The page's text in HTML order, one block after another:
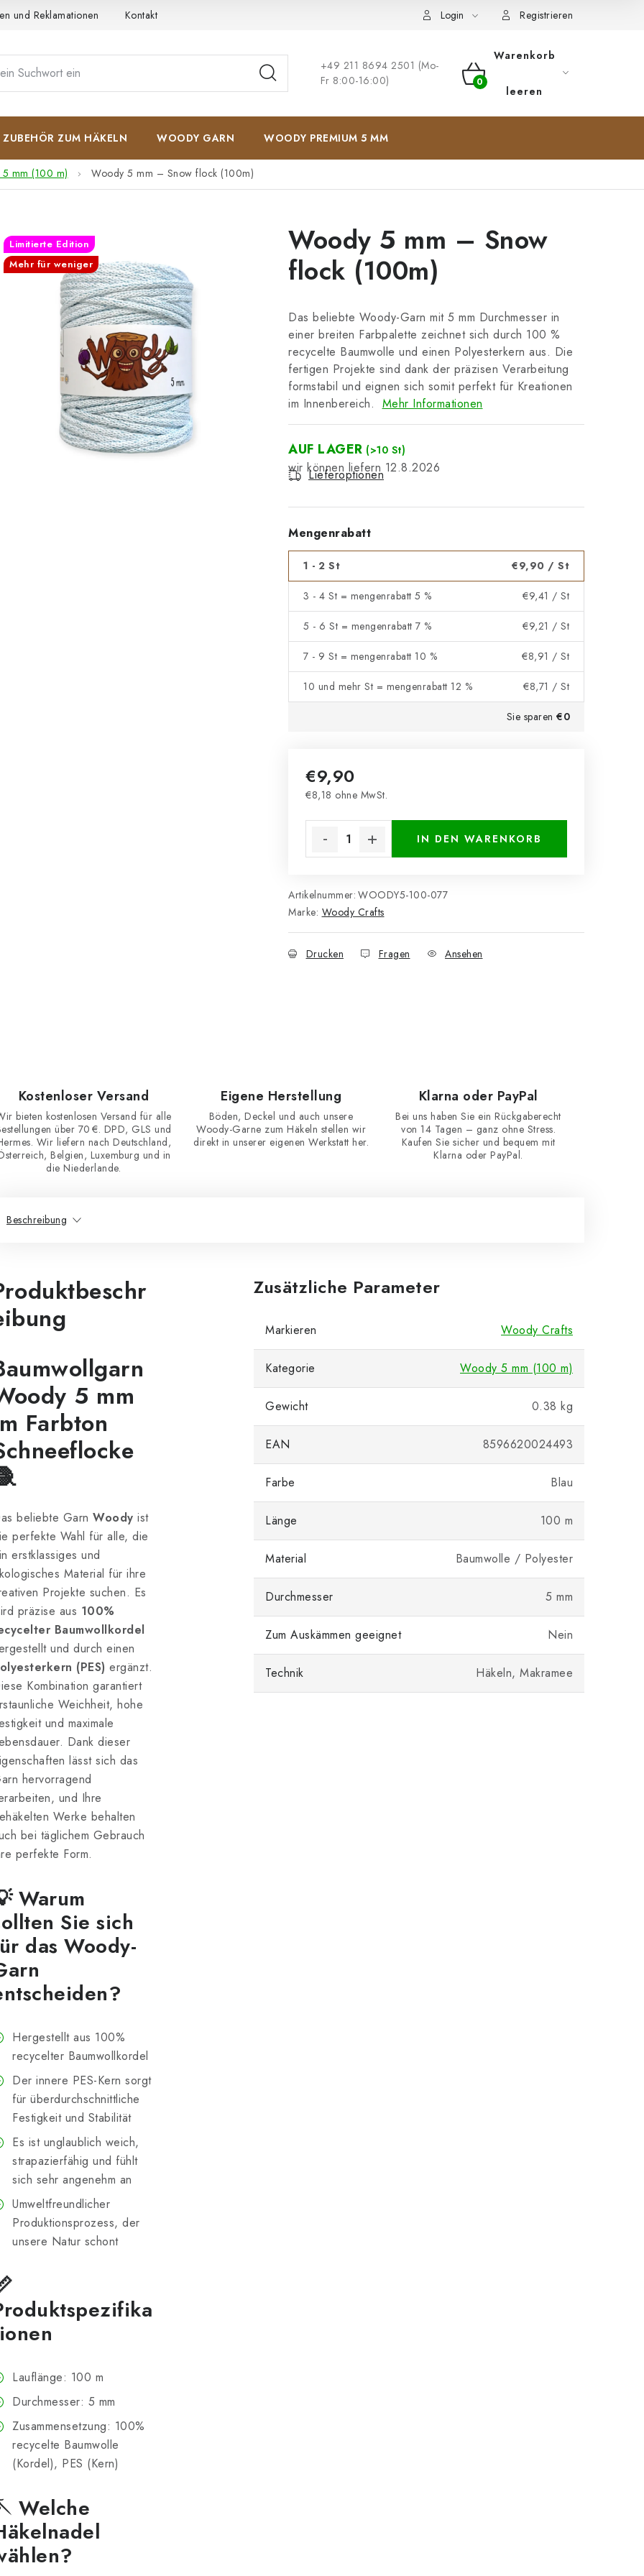
und Reklamationen Kontakt Login Registrieren
+49 211 8694 2501 (Mo-
Fr 8:00-16:00)
WARENKORB
Warenkorb
leeren
ZUBEHÖR ZUM HÄKELN WOODY GARN WOODY PREMIUM 5 MM
mm (100 m) Woody 5 mm – Snow flock (100m)
Woody 5 mm – Snow
flock (100m)
Das beliebte Woody-Garn mit 5 mm Durchmesser in
einer breiten Farbpalette zeichnet sich durch 100 %
recycelte Baumwolle und einen Polyesterkern aus. Die
fertigen Projekte sind dank der präzisen Verarbeitung
formstabil und eignen sich somit perfekt für Kreationen
im Innenbereich. Mehr Informationen
AUF LAGER (>10 St)
12.8.2026
Lieferoptionen
Mengenrabatt
1 - 2 St €9,90 / St
3 - 4 St = mengenrabatt 5 % €9,41 / St
5 - 6 St = mengenrabatt 7 % €9,21 / St
7 - 9 St = mengenrabatt 10 % €8,91 / St
10 und mehr St = mengenrabatt 12 % €8,71 / St
Sie sparen €0
€9,90
€8,18 ohne MwSt.
IN DEN WARENKORB
Artikelnummer: WOODY5-100-077
Marke: Woody Crafts
Drucken Fragen Ansehen
Limitierte Edition
Mehr für weniger
Kostenloser Versand
bieten kostenlosen Versand für alle
über 70 €. DPD, GLS und
Wir liefern nach Deutschland,
Belgien, Luxemburg und in
die Niederlande.
Eigene Herstellung
Böden, Deckel und auch unsere
Woody-Garne zum Häkeln stellen wir
direkt in unserer eigenen Werkstatt her.
Klarna oder PayPal
Bei uns haben Sie ein Rückgaberecht
von 14 Tagen – ganz ohne Stress.
Kaufen Sie sicher und bequem mit
Klarna oder PayPal.
Beschreibung
5 mm
Farbton
beliebte Garn Woody ist
perfekte Wahl für alle, die
erstklassiges und
Material für ihre
Projekte suchen. Es
präzise aus 100%
Baumwollkordel
und durch einen
(PES) ergänzt.
Kombination garantiert
Weichheit, hohe
und maximale
Dank dieser
lässt sich das
hervorragend
und Ihre
Werke behalten
bei täglichem Gebrauch
perfekte Form.
Warum
Sie sich
das Woody-
Hergestellt aus 100%
recycelter Baumwollkordel
Der innere PES-Kern sorgt
für überdurchschnittliche
Festigkeit und Stabilität
Es ist unglaublich weich,
strapazierfähig und fühlt
sich sehr angenehm an
Umweltfreundlicher
Produktionsprozess, der
unsere Natur schont
Lauflänge: 100 m
Durchmesser: 5 mm
Zusammensetzung: 100%
recycelte Baumwolle
(Kordel), PES (Kern)
Welche
Zusätzliche Parameter
Markieren Woody Crafts
Kategorie Woody 5 mm (100 m)
Gewicht 0.38 kg
EAN 8596620024493
Farbe Blau
Länge 100 m
Material Baumwolle / Polyester
Durchmesser 5 mm
Zum Auskämmen geeignet Nein
Technik Häkeln, Makramee